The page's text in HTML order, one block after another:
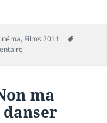
, Films 2011
ma